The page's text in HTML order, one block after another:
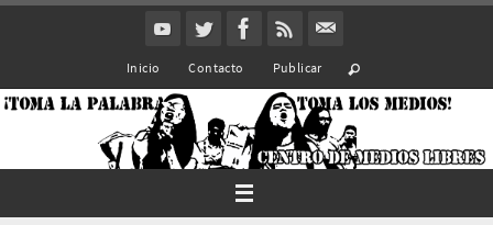
Inicio Contacto Publicar